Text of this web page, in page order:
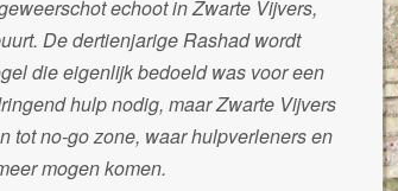
echoot in Zwarte Vijvers,
De dertienjarige Rashad wordt
die eigenlijk bedoeld was voor een
hulp nodig, maar Zwarte Vijvers
tot no-go zone, waar hulpverleners en
mogen komen.